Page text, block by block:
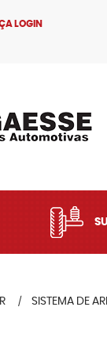
LOGIN
SISTEMA DE